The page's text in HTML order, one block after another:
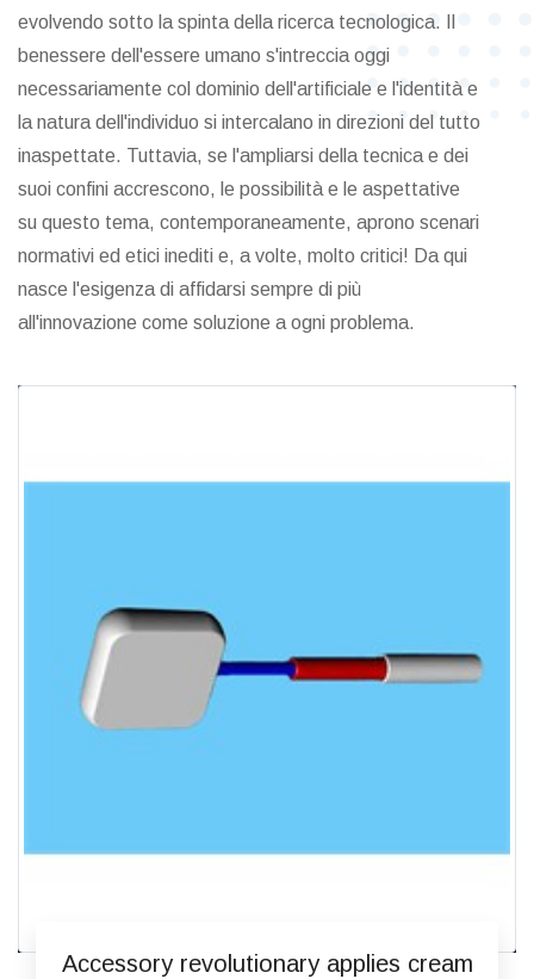
evolvendo sotto la spinta della ricerca tecnologica. Il
benessere dell'essere umano s'intreccia oggi
necessariamente col dominio dell'artificiale e l'identità e
la natura dell'individuo si intercalano in direzioni del tutto
inaspettate. Tuttavia, se l'ampliarsi della tecnica e dei
suoi confini accrescono, le possibilità e le aspettative
su questo tema, contemporaneamente, aprono scenari
normativi ed etici inediti e, a volte, molto critici! Da qui
nasce l'esigenza di affidarsi sempre di più
all'innovazione come soluzione a ogni problema.
Accessory revolutionary applies cream